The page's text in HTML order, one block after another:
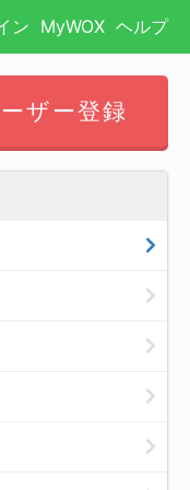
ン MyWOX ヘルプ
ザー登録